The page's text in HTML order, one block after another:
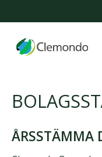
ÅRSSTÄMMA